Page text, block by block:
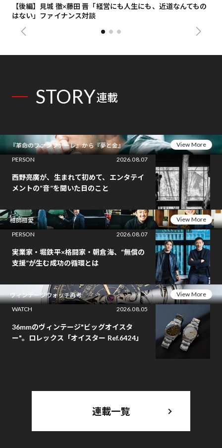
【後編】見城 徹×藤田 晋「経営にも人生にも、近道なんてもの
はない」ファイナンス対談
STORY連載
『革命のファンファーレ』から『夢と金』
View More
PERSON
2026.08.07
西野亮廣が、生まれて初めて、エンタテイ
メントの“音”を聞いた日のこと
相師相愛
View More
PERSON
2026.08.07
実業家・堀鉄平×格闘家・朝倉海、“無償の
支援”が生む成功の循環とは
ヴィンテージウォッチ再考
View More
WATCH
2026.08.05
36mmのヴィンテージ"ビッグオイスタ
ー"。ロレックス「オイスター Ref.6424」
連載一覧